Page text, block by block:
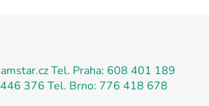
a
c
Tel. Praha: 608 401 189
376 Tel. Brno: 776 418 678